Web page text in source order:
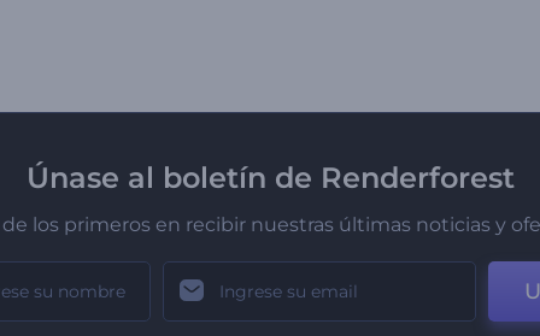
Únase al boletín de Renderforest
de los primeros en recibir nuestras últimas noticias y